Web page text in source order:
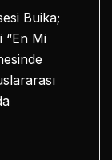
Buika;
“En Mi